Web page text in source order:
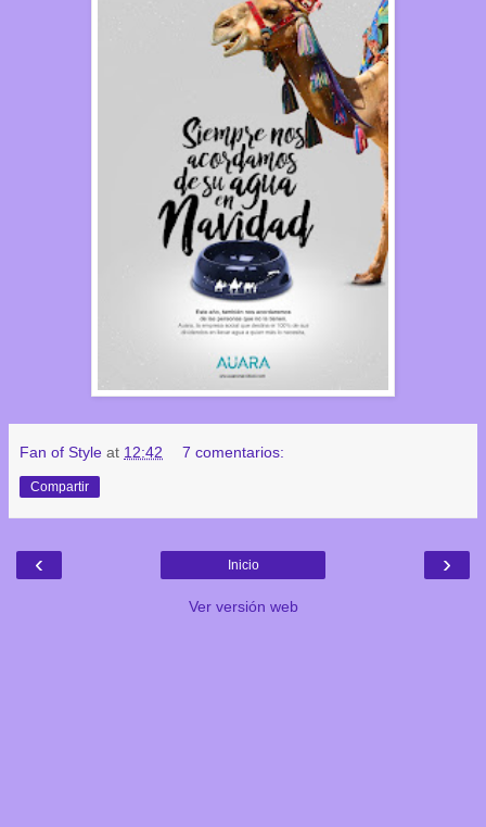
Fan of Style at 12:42 7 comentarios:
Compartir
‹ ›
Inicio
Ver versión web